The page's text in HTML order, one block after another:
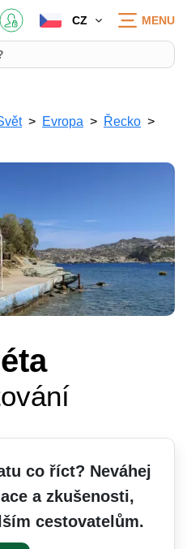
CZ MENU
Evropa
Řecko
co říct? Neváhej
a zkušenosti,
cestovatelům.